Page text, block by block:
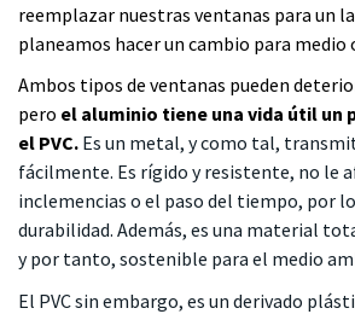
reemplazar nuestras ventanas para un
planeamos hacer un cambio para medio
Ambos tipos de ventanas pueden
pero el aluminio tiene una vida útil un
el PVC. Es un metal, y como tal,
fácilmente. Es rígido y resistente, no le
inclemencias o el paso del tiempo, por
durabilidad. Además, es una material
y por tanto, sostenible para el medio
El PVC sin embargo, es un derivado